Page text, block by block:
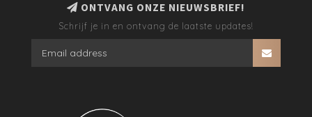
ONTVANG ONZE NIEUWSBRIEF!
Schrijf je in en ontvang de laatste updates!